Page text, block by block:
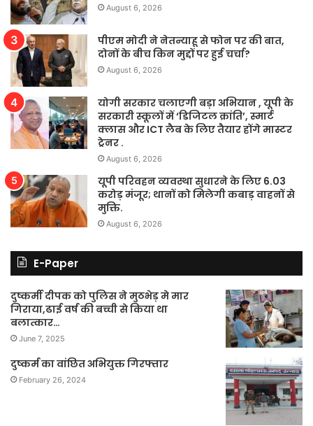
August 6, 2026
पीएम मोदी ने नेतन्याहू से फोन पर की बात,
दोनों के बीच किन मुद्दों पर हुई चर्चा?
August 6, 2026
योगी सरकार चलाएगी बड़ा अभियान , यूपी के
सरकारी स्कूलों में ‘डिजिटल क्रांति’, स्मार्ट
क्लास और ICT लैब के लिए तैयार होंगे मास्टर
ट्रेनर .
August 6, 2026
यूपी परिवहन व्यवस्था सुधारने के लिए 6.03
करोड़ मंजूर; थानों को मिलेगी कबाड़ वाहनों से
मुक्ति.
August 6, 2026
E-Paper
दुष्कर्मी दीपक को पुलिस ने मुठभेड़ मे मार
गिराया,ढाई वर्ष की बच्ची से किया था
बलात्कार…
June 7, 2025
दुष्कर्म का वांछित अभियुक्त गिरफ्तार
February 26, 2024